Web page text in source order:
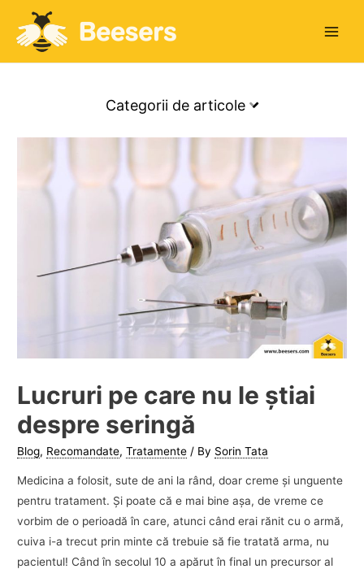
Categorii de articole
Lucruri pe care nu le ştiai
despre seringă
Blog, Recomandate,Tratamente / By Sorin Tata
Medicina a folosit, sute de ani la rând, doar creme şi unguente
pentru tratament. Şi poate că e mai bine aşa, de vreme ce
vorbim de o perioadă în care, atunci când erai rănit cu o armă,
cuiva i-a trecut prin minte că trebuie să fie tratată arma, nu
pacientul! Când în secolul 10 a apărut în final un precursor al